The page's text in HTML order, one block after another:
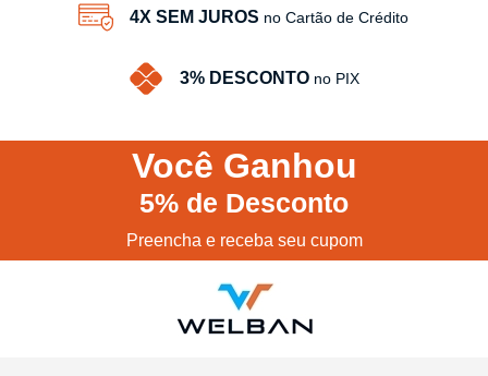
4X SEM JUROS no Cartão de Crédito
3% DESCONTO no PIX
Você Ganhou
5% de Desconto
Preencha e receba seu cupom